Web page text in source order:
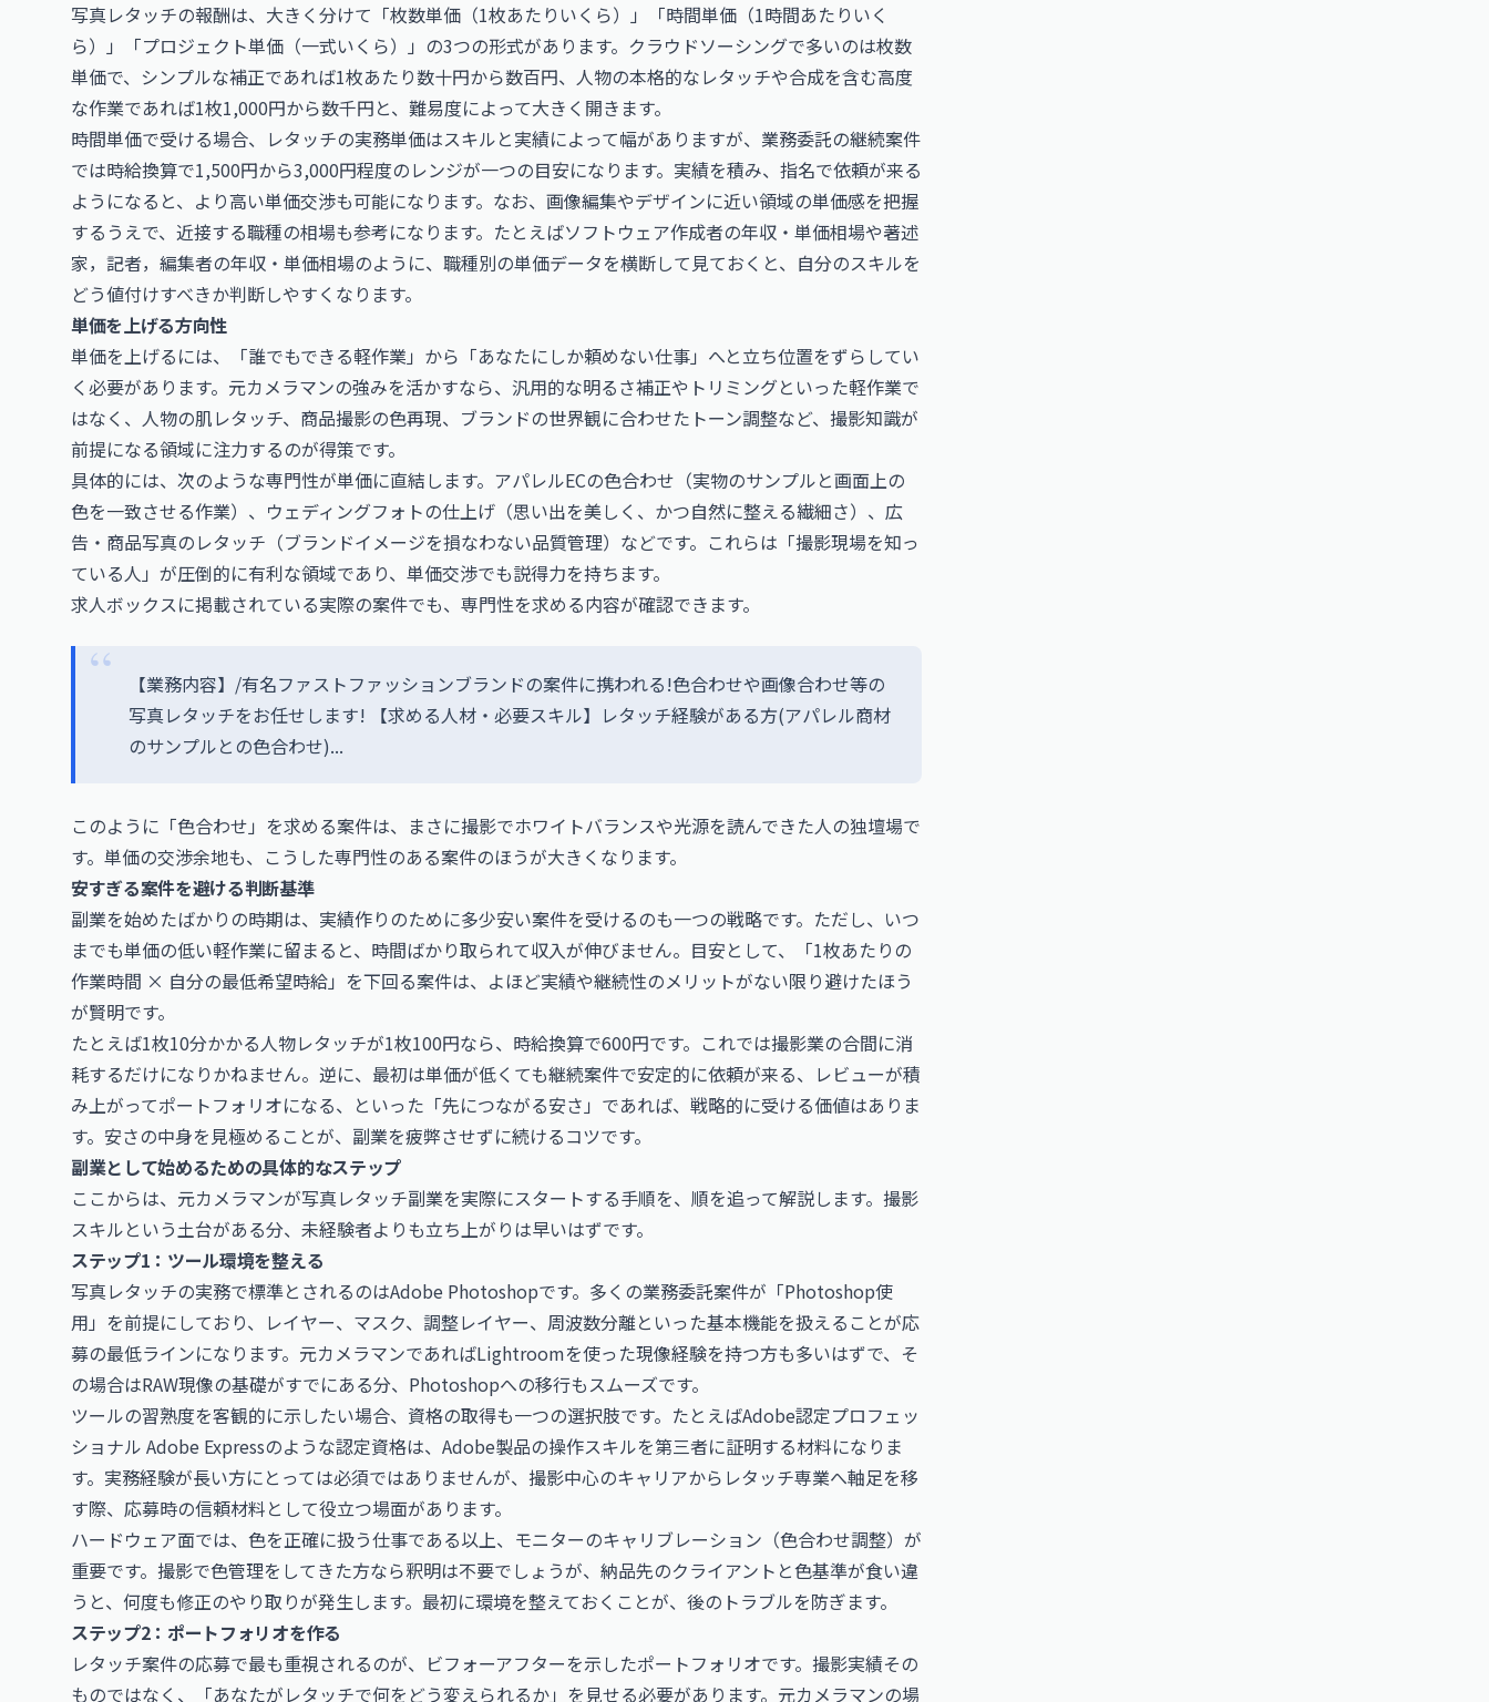
写真レタッチの報酬は、大きく分けて「枚数単価（1枚あたりいくら）」「時間単価（1時間あたりいく
ら）」「プロジェクト単価（一式いくら）」の3つの形式があります。クラウドソーシングで多いのは枚数
単価で、シンプルな補正であれば1枚あたり数十円から数百円、人物の本格的なレタッチや合成を含む高度
な作業であれば1枚1,000円から数千円と、難易度によって大きく開きます。
時間単価で受ける場合、レタッチの実務単価はスキルと実績によって幅がありますが、業務委託の継続案件
では時給換算で1,500円から3,000円程度のレンジが一つの目安になります。実績を積み、指名で依頼が来る
ようになると、より高い単価交渉も可能になります。なお、画像編集やデザインに近い領域の単価感を把握
するうえで、近接する職種の相場も参考になります。たとえばソフトウェア作成者の年収・単価相場や著述
家，記者，編集者の年収・単価相場のように、職種別の単価データを横断して見ておくと、自分のスキルを
どう値付けすべきか判断しやすくなります。
単価を上げる方向性
単価を上げるには、「誰でもできる軽作業」から「あなたにしか頼めない仕事」へと立ち位置をずらしてい
く必要があります。元カメラマンの強みを活かすなら、汎用的な明るさ補正やトリミングといった軽作業で
はなく、人物の肌レタッチ、商品撮影の色再現、ブランドの世界観に合わせたトーン調整など、撮影知識が
前提になる領域に注力するのが得策です。
具体的には、次のような専門性が単価に直結します。アパレルECの色合わせ（実物のサンプルと画面上の
色を一致させる作業）、ウェディングフォトの仕上げ（思い出を美しく、かつ自然に整える繊細さ）、広
告・商品写真のレタッチ（ブランドイメージを損なわない品質管理）などです。これらは「撮影現場を知っ
ている人」が圧倒的に有利な領域であり、単価交渉でも説得力を持ちます。
求人ボックスに掲載されている実際の案件でも、専門性を求める内容が確認できます。
【業務内容】/有名ファストファッションブランドの案件に携われる!色合わせや画像合わせ等の
写真レタッチをお任せします! 【求める人材・必要スキル】レタッチ経験がある方(アパレル商材
のサンプルとの色合わせ)...
このように「色合わせ」を求める案件は、まさに撮影でホワイトバランスや光源を読んできた人の独壇場で
す。単価の交渉余地も、こうした専門性のある案件のほうが大きくなります。
安すぎる案件を避ける判断基準
副業を始めたばかりの時期は、実績作りのために多少安い案件を受けるのも一つの戦略です。ただし、いつ
までも単価の低い軽作業に留まると、時間ばかり取られて収入が伸びません。目安として、「1枚あたりの
作業時間 × 自分の最低希望時給」を下回る案件は、よほど実績や継続性のメリットがない限り避けたほう
が賢明です。
たとえば1枚10分かかる人物レタッチが1枚100円なら、時給換算で600円です。これでは撮影業の合間に消
耗するだけになりかねません。逆に、最初は単価が低くても継続案件で安定的に依頼が来る、レビューが積
み上がってポートフォリオになる、といった「先につながる安さ」であれば、戦略的に受ける価値はありま
す。安さの中身を見極めることが、副業を疲弊させずに続けるコツです。
副業として始めるための具体的なステップ
ここからは、元カメラマンが写真レタッチ副業を実際にスタートする手順を、順を追って解説します。撮影
スキルという土台がある分、未経験者よりも立ち上がりは早いはずです。
ステップ1：ツール環境を整える
写真レタッチの実務で標準とされるのはAdobe Photoshopです。多くの業務委託案件が「Photoshop使
用」を前提にしており、レイヤー、マスク、調整レイヤー、周波数分離といった基本機能を扱えることが応
募の最低ラインになります。元カメラマンであればLightroomを使った現像経験を持つ方も多いはずで、そ
の場合はRAW現像の基礎がすでにある分、Photoshopへの移行もスムーズです。
ツールの習熟度を客観的に示したい場合、資格の取得も一つの選択肢です。たとえばAdobe認定プロフェッ
ショナル Adobe Expressのような認定資格は、Adobe製品の操作スキルを第三者に証明する材料になりま
す。実務経験が長い方にとっては必須ではありませんが、撮影中心のキャリアからレタッチ専業へ軸足を移
す際、応募時の信頼材料として役立つ場面があります。
ハードウェア面では、色を正確に扱う仕事である以上、モニターのキャリブレーション（色合わせ調整）が
重要です。撮影で色管理をしてきた方なら釈明は不要でしょうが、納品先のクライアントと色基準が食い違
うと、何度も修正のやり取りが発生します。最初に環境を整えておくことが、後のトラブルを防ぎます。
ステップ2：ポートフォリオを作る
レタッチ案件の応募で最も重視されるのが、ビフォーアフターを示したポートフォリオです。撮影実績その
ものではなく、「あなたがレタッチで何をどう変えられるか」を見せる必要があります。元カメラマンの場